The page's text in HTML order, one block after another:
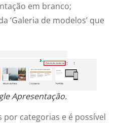
em branco;
‘Galeria de modelos’ que
Apresentação.
por categorias e é possível